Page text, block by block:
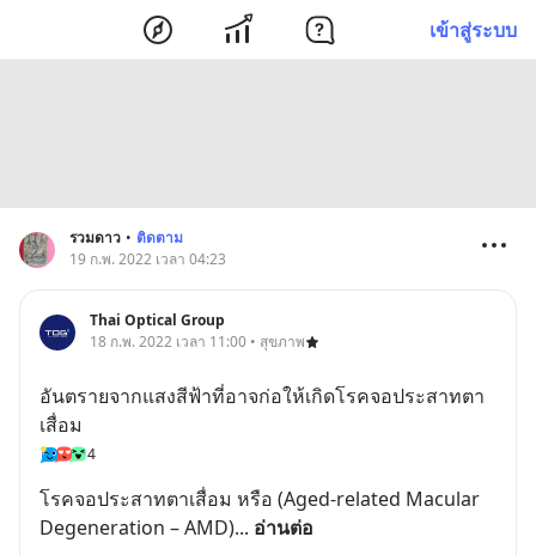
เข้าสู่ระบบ
รวมดาว • ติดตาม
19 ก.พ. 2022 เวลา 04:23
Thai Optical Group
18 ก.พ. 2022 เวลา 11:00 • สุขภาพ
อันตรายจากแสงสีฟ้าที่อาจก่อให้เกิดโรคจอประสาทตา
เสื่อม
4
โรคจอประสาทตาเสื่อม หรือ (Aged-related Macular
Degeneration – AMD)... อ่านต่อ